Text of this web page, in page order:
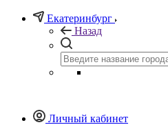
Екатеринбург
Назад
Личный кабинет